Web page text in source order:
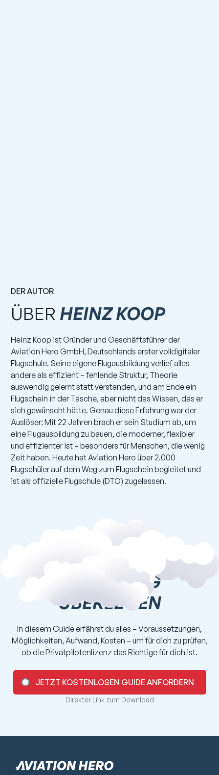
DER AUTOR
ÜBER HEINZ KOOP
Heinz Koop ist Gründer und Geschäftsführer der
Aviation Hero GmbH, Deutschlands erster volldigitaler
Flugschule. Seine eigene Flugausbildung verlief alles
andere als effizient – fehlende Struktur, Theorie
auswendig gelernt statt verstanden, und am Ende ein
Flugschein in der Tasche, aber nicht das Wissen, das er
sich gewünscht hätte. Genau diese Erfahrung war der
Auslöser: Mit 22 Jahren brach er sein Studium ab, um
eine Flugausbildung zu bauen, die moderner, flexibler
und effizienter ist – besonders für Menschen, die wenig
Zeit haben. Heute hat Aviation Hero über 2.000
Flugschüler auf dem Weg zum Flugschein begleitet und
ist als offizielle Flugschule (DTO) zugelassen.
EINMAL PRÜFEN,
STATT EWIG
ÜBERLEGEN
In diesem Guide erfährst du alles – Voraussetzungen,
Möglichkeiten, Aufwand, Kosten – um für dich zu prüfen,
ob die Privatpilotenlizenz das Richtige für dich ist.
JETZT KOSTENLOSEN GUIDE ANFORDERN
Direkter Link zum Download